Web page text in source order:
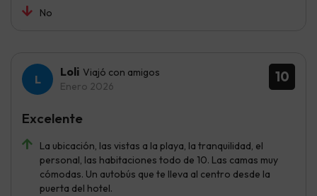
No
10
Loli Viajó con amigos
Enero 2026
La ubicación, las vistas a la playa, la tranquilidad, el
personal, las habitaciones todo de 10. Las camas muy
cómodas. Un autobús que te lleva al centro desde la
puerta del hotel.
Excelente